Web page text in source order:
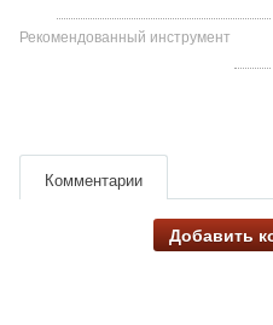
Рекомендованный инструмент
Комментарии
Добавить